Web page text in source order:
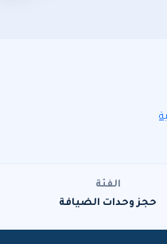
الفئة
حجز وحدات الضيافة